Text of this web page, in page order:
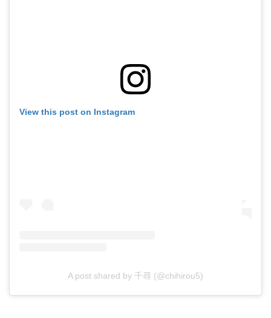
View this post on Instagram
A post shared by 千尋 (@chihirou5)